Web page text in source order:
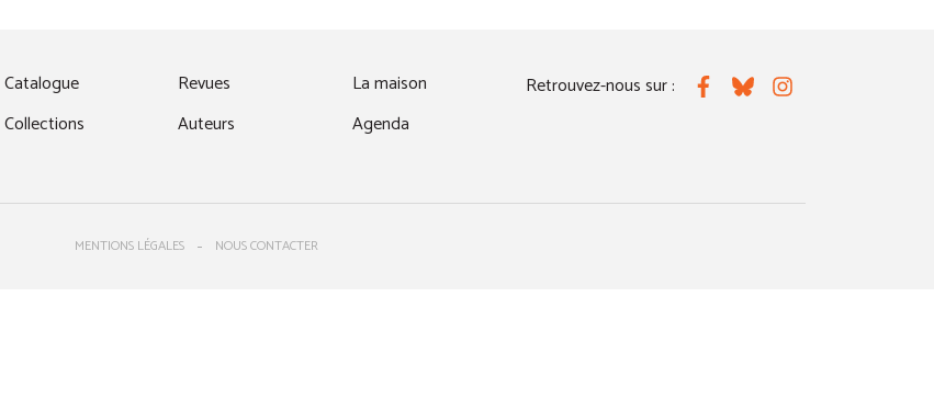
Catalogue
Collections
Revues
Auteurs
La maison
Agenda
Retrouvez-nous sur : FacebookBlueskyInstagram
MENTIONS LÉGALES NOUS CONTACTER